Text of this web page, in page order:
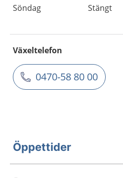
Söndag
Stängt
Växeltelefon
0470-58 80 00
Öppettider